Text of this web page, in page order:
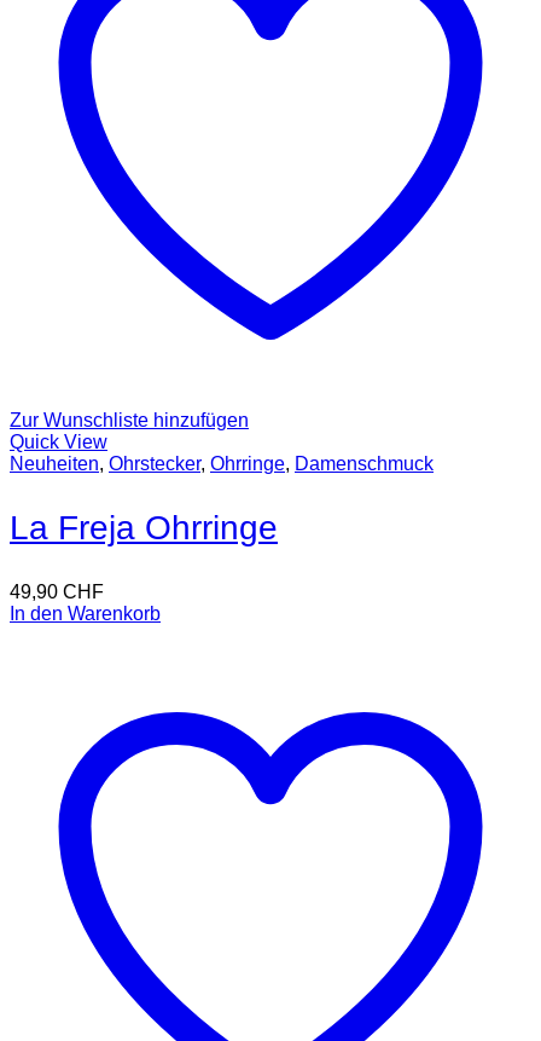
Zur Wunschliste hinzufügen
Quick View
Neuheiten, Ohrstecker, Ohrringe, Damenschmuck
La Freja Ohrringe
49,90 CHF
In den Warenkorb